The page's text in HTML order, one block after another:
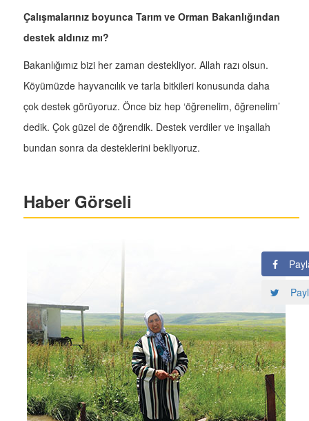
Çalışmalarınız boyunca Tarım ve Orman Bakanlığından
destek aldınız mı?
Bakanlığımız bizi her zaman destekliyor. Allah razı olsun.
Köyümüzde hayvancılık ve tarla bitkileri konusunda daha
çok destek görüyoruz. Önce biz hep ‘öğrenelim, öğrenelim’
dedik. Çok güzel de öğrendik. Destek verdiler ve inşallah
bundan sonra da desteklerini bekliyoruz.
Haber Görseli